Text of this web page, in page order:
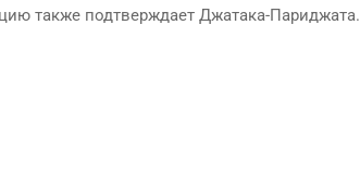
также подтверждает Джатака-Париджата.